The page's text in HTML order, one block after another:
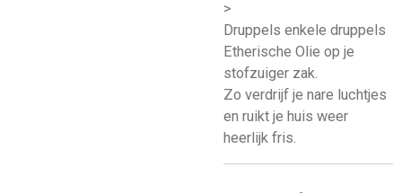
>
Druppels enkele druppels
Etherische Olie op je
stofzuiger zak.
Zo verdrijf je nare luchtjes
en ruikt je huis weer
heerlijk fris.